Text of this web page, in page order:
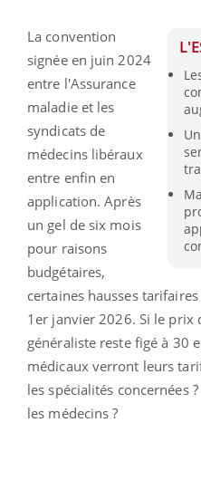
La convention
signée en juin 2024
entre l'Assurance
maladie et les
syndicats de
médecins libéraux
entre enfin en
application. Après
un gel de six mois
pour raisons
budgétaires,
certaines hausses
1er janvier 2026. Si le prix
généraliste reste figé à 30
médicaux verront leurs
les spécialités concernées
les médecins ?